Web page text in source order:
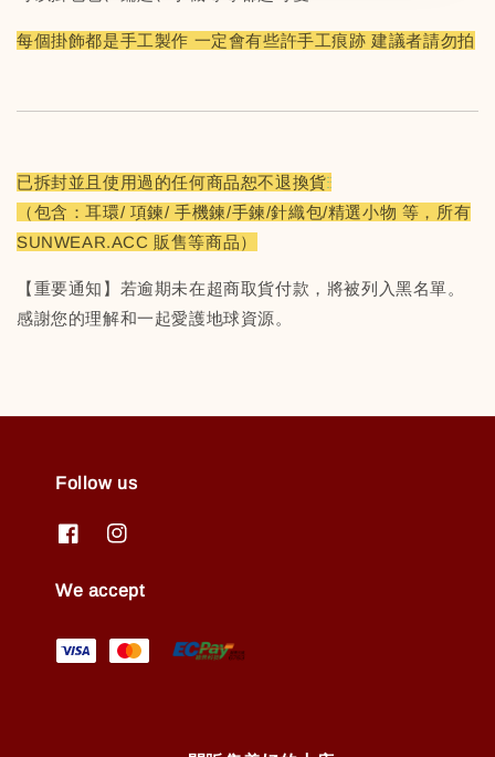
每個掛飾都是手工製作 一定會有些許手工痕跡 建議者請勿拍
已拆封並且使用過的任何商品恕不退換貨
（包含：耳環/ 項鍊/ 手機鍊/手鍊/針織包/精選小物 等，所有
SUNWEAR.ACC 販售等商品）
【重要通知】若逾期未在超商取貨付款，將被列入黑名單。
感謝您的理解和一起愛護地球資源。
Follow us
We accept